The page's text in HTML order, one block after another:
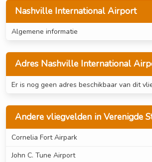
Nashville International Airport
Algemene informatie
Adres Nashville International
Er is nog geen adres beschikbaar van dit
Andere vliegvelden in Verenigde
Cornelia Fort Airpark
John C. Tune Airport